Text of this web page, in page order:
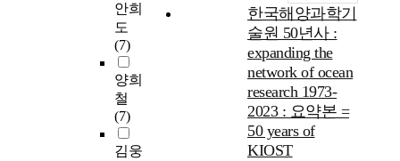
안희
도
(7)
양희
철
(7)
김웅
한국해양과학기
술원 50년사 :
expanding the
network of ocean
research 1973-
2023 : 요약본 =
50 years of
KIOST